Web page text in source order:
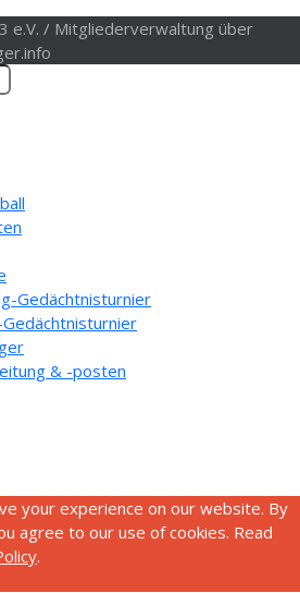
e.V. / Mitgliederverwaltung über
Gedächtnisturnier
& -posten
your experience on our website. By
agree to our use of cookies. Read
.